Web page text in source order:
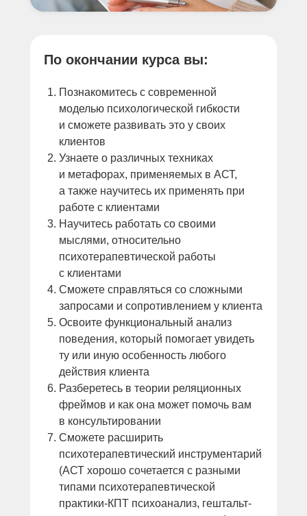
Познакомитесь с современной
моделью психологической гибкости
и сможете развивать это у своих
клиентов
Узнаете о различных техниках
и метафорах, применяемых в АСТ,
а также научитесь их применять при
работе с клиентами
Научитесь работать со своими
мыслями, относительно
психотерапевтической работы
с клиентами
Сможете справляться со сложными
запросами и сопротивлением у клиента
Освоите функциональный анализ
поведения, который помогает увидеть
ту или иную особенность любого
действия клиента
Разберетесь в теории реляционных
фреймов и как она может помочь вам
в консультировании
Сможете расширить
психотерапевтический инструментарий
(АСТ хорошо сочетается с разными
типами психотерапевтической
практики-КПТ психоанализ, гештальт-
По окончании курса вы: